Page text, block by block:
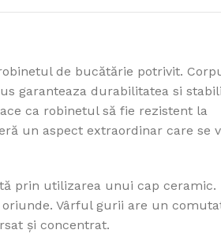
de bucătărie potrivit.
garanteaza durabilitatea si
ca robinetul să fie rezistent la
un aspect extraordinar care se
prin utilizarea unui cap ceramic.
Vârful gurii are un
și concentrat.